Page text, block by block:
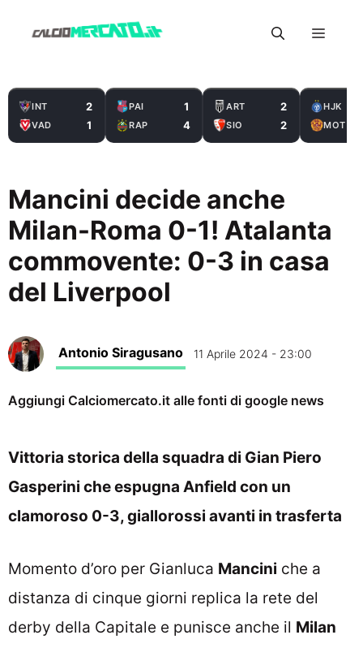
Menu
INT 2
VAD 1
PAI 1
RAP 4
ART 2
SIO 2
HJK
MOT
Mancini decide anche
Milan-Roma 0-1! Atalanta
commovente: 0-3 in casa
del Liverpool
Antonio Siragusano 11 Aprile 2024 - 23:00
Aggiungi Calciomercato.it alle fonti di google news
Vittoria storica della squadra di Gian Piero
Gasperini che espugna Anfield con un
clamoroso 0-3, giallorossi avanti in trasferta
Momento d’oro per Gianluca Mancini che a
distanza di cinque giorni replica la rete del
derby della Capitale e punisce anche il Milan